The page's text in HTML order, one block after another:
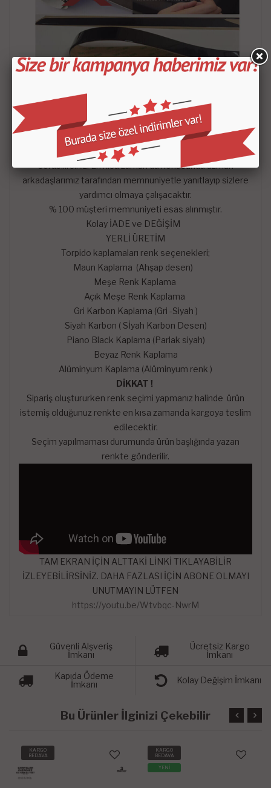
- Satın aldığınız setin içeriği KROKİDE belirtilen
parçalardan oluşmaktadır.
Mars Cockpit Design
garantisini taşımaktadır.
Hangi satış pazarında olursa olsun çekinmeden dilediğiniz
sorularını mağazaya soru sor kısmından sorularınızı
sorabilirsiniz. En kısa zaman da konusunda uzman
arkadaşlarımız tarafından memnuniyetle yanıtlayıp sizlere
yardımcı olmaya çalışacaktır.
% 100 müşteri memnuniyeti esas alınmıştır.
Kolay İADE ve DEĞİŞİM
YERLİ ÜRETİM
Torpido kaplamaları renk seçenekleri;
Maun Kaplama (Ahşap desen)
Meşe Renk Kaplama
Açık Meşe Renk Kaplama
Gri Karbon Kaplama (Gri -Siyah )
Siyah Karbon ( Sİyah Karbon Desen)
Piano Black Kaplama (Parlak siyah)
Beyaz Renk Kaplama
Alüminyum Kaplama (Alüminyum renk )
DİKKAT !
Sipariş oluştururken renk seçimi yapmanız halinde ürün
istemiş olduğunuz renkte en kısa zamanda kargoya teslim
edilecektir.
Seçim yapılmaması durumunda ürün başlığında yazan
renkte gönderilir.
TAM EKRAN İÇİN ALTTAKİ LİNKİ TIKLAYABİLİR
İZLEYEBİLİRSİNİZ. DAHA FAZLASI İÇİN ABONE OLMAYI
UNUTMAYIN LÜTFEN
https://youtu.be/Wtvbqc-NwrM
Güvenli Alşveriş
İmkanı
Ücretsiz Kargo
İmkanı
Kapıda Ödeme
İmkanı
Kolay Değişim İmkanı
Bu Ürünler İlginizi Çekebilir
KARGO
BEDAVA
KARGO
BEDAVA
YENİ